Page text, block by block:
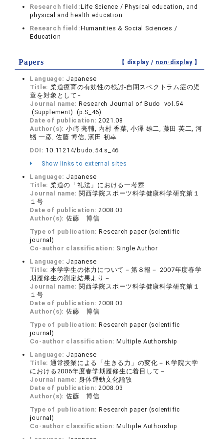
Research field:Life Science / Physical education, and
physical and health education
Research field:Humanities & Social Sciences /
Education
Papers 【 display / non-display】
Language: Japanese
Title: 柔道療育の有効性の検討-自閉スペクトラム症の児
童を対象として−
Journal name:Research Journal of Budo vol.54
(Supplement) (p.S_46)
Date of publication:2021.08
Author(s): 小崎 亮輔, 内村 香菜, 小澤 雄二, 藤田 英二, 河
鰭 一彦, 佐藤 博信, 濱田 初幸
DOI: 10.11214/budo.54.s_46
Show links to external sites
Language: Japanese
Title: 柔道の「礼法」における一考察
Journal name: 関西学院スポーツ科学健康科学研究第１
１号
Date of publication:2008.03
Author(s): 佐藤 博信
Type of publication:Research paper (scientific
journal)
Co-author classification: Single Author
Language: Japanese
Title: 本学学生の体力について－第８報－ 2007年度春学
期履修生の測定結果より－
Journal name: 関西学院スポーツ科学健康科学研究第１
１号
Date of publication:2008.03
Author(s): 佐藤 博信
Type of publication:Research paper (scientific
journal)
Co-author classification:Multiple Authorship
Language: Japanese
Title: 通常授業による「生きる力」の変化－Ｋ学院大学
における2006年度春学期履修生に着目して－
Journal name:身体運動文化論攷
Date of publication:2008.03
Author(s): 佐藤 博信
Type of publication:Research paper (scientific
journal)
Co-author classification:Multiple Authorship